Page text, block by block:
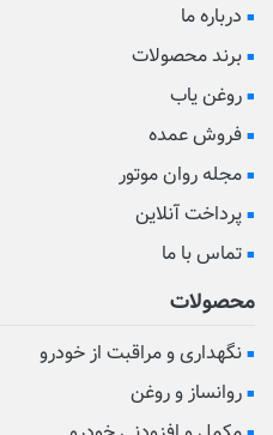
درباره ما
برند محصولات
روغن یاب
فروش عمده
مجله روان موتور
پرداخت آنلاین
تماس با ما
محصولات
نگهداری و مراقبت از خودرو
روانساز و روغن